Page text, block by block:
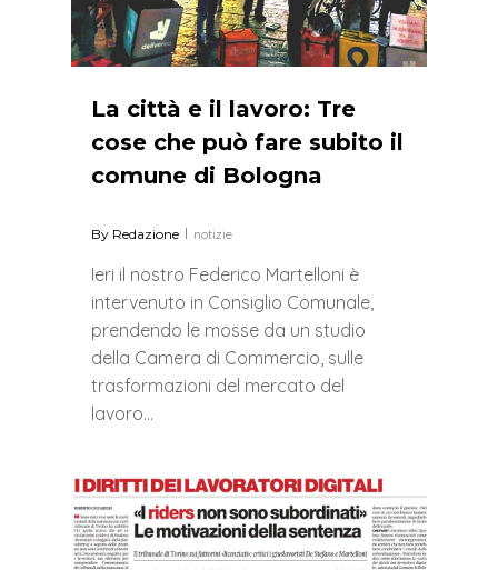
La città e il lavoro: Tre
cose che può fare subito il
comune di Bologna
By Redazione notizie
Ieri il nostro Federico Martelloni è
intervenuto in Consiglio Comunale,
prendendo le mosse da un studio
della Camera di Commercio, sulle
trasformazioni del mercato del
lavoro…
0